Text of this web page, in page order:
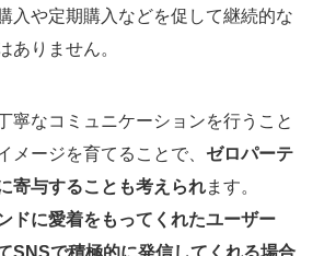
入や定期購入などを促して継続的な
ありません。
寧なコミュニケーションを行うこと
メージを育てることで、 ゼロパーテ
寄与することも考えられます。
ドに愛着をもってくれたユーザー
SNSで積極的に発信してくれる場合